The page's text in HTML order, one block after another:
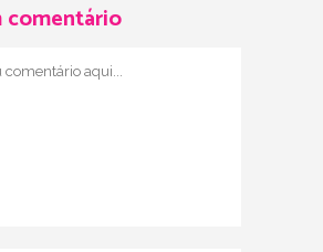
comentário